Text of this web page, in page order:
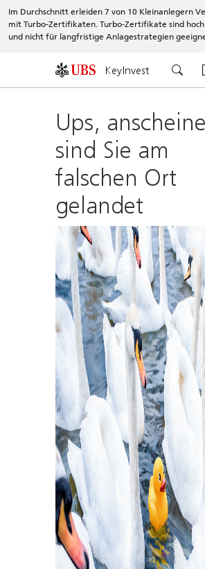
Im Durchschnitt erleiden 7 von 10 Kleinanlegern
mit Turbo-Zertifikaten. Turbo-Zertifikate sind
und nicht für langfristige Anlagestrategien
KeyInvest
Ups,
sind Sie am
falschen Ort
gelandet